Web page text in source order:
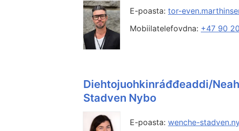
E-poasta: tor-
Mobiilatelefovdna: +47 90
Diehtojuohkinráđđeaddi/
Stadven Nybo
E-poasta: wenche-